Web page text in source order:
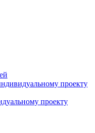
проекту
проекту